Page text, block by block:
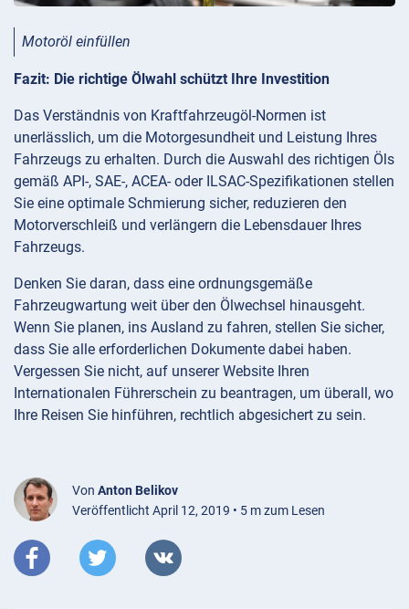
Motoröl einfüllen
Fazit: Die richtige Ölwahl schützt Ihre Investition
Das Verständnis von Kraftfahrzeugöl-Normen ist
unerlässlich, um die Motorgesundheit und Leistung Ihres
Fahrzeugs zu erhalten. Durch die Auswahl des richtigen Öls
gemäß API-, SAE-, ACEA- oder ILSAC-Spezifikationen stellen
Sie eine optimale Schmierung sicher, reduzieren den
Motorverschleiß und verlängern die Lebensdauer Ihres
Fahrzeugs.
Denken Sie daran, dass eine ordnungsgemäße
Fahrzeugwartung weit über den Ölwechsel hinausgeht.
Wenn Sie planen, ins Ausland zu fahren, stellen Sie sicher,
dass Sie alle erforderlichen Dokumente dabei haben.
Vergessen Sie nicht, auf unserer Website Ihren
Internationalen Führerschein zu beantragen, um überall, wo
Ihre Reisen Sie hinführen, rechtlich abgesichert zu sein.
Von Anton Belikov
Veröffentlicht April 12, 2019 • 5 m zum Lesen